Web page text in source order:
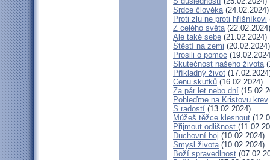
Srdce člověka(24.02.2024)
Proti zlu ne proti hříšníkovi
Z celého světa(22.02.2024)
Ale také sebe (21.02.2024)
Štěstí na zemi (20.02.2024)
Prosili o pomoc
Skutečnost našeho života
Příkladný život
Cenu skutků (16.02.2024)
Za pár let nebo dní
Pohleďme na Kristovu krev
S radostí (13.02.2024)
Můžeš těžce klesnout
Přijmout odlišnost
Duchovní boj (10.02.2024)
Smysl života(10.02.2024)
Boží spravedlnost